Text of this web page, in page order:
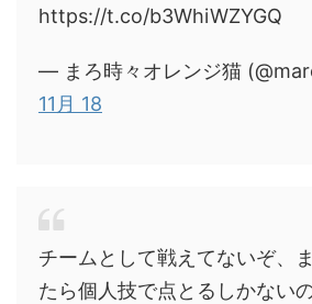
https://t.co/b3WhiWZYGQ
— まろ時々オレンジ猫
11月 18
チームとして戦えてないぞ、
たら個人技で点とるしかないの